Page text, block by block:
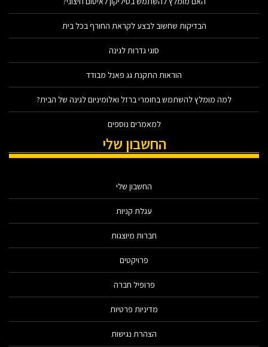
הבדיקות שחשוב לבצע לקראת החורף בכל בית
סוגי גדרות לגינה
הוראות התקנת גג פאנל מבודד
למה מומלץ להשתמש בחומרי ברזל ואלומיניום לגינה של הבית?
למאמרים נוספים
החשבון שלי
החשבון שלי
עגלת קניות
חברות מיוצגות
פרויקטים
פרופיל חברה
מדיניות פרטיות
הצהרת נגישות